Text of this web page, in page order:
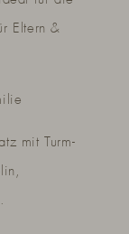
Eltern &
mit Turm-